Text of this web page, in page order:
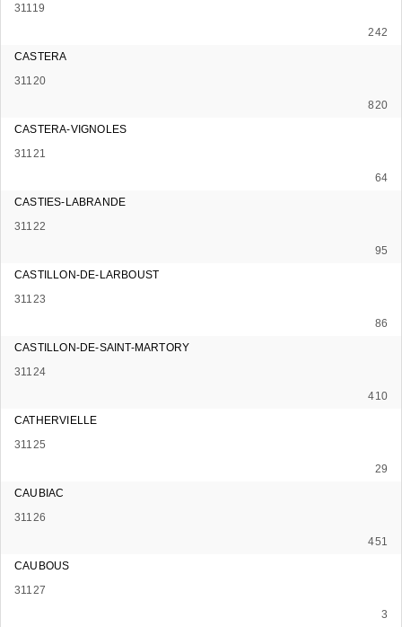
31119
242
CASTERA
31120
820
CASTERA-VIGNOLES
31121
64
CASTIES-LABRANDE
31122
95
CASTILLON-DE-LARBOUST
31123
86
CASTILLON-DE-SAINT-MARTORY
31124
410
CATHERVIELLE
31125
29
CAUBIAC
31126
451
CAUBOUS
31127
3